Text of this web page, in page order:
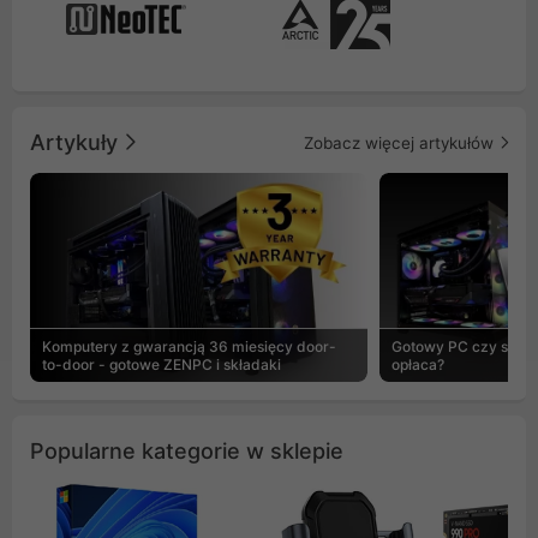
Artykuły Zobacz więcej artykułów
Komputery z gwarancją 36 miesięcy door-
to-door - gotowe ZENPC i składaki
Gotowy PC czy
opłaca?
Popularne kategorie w sklepie